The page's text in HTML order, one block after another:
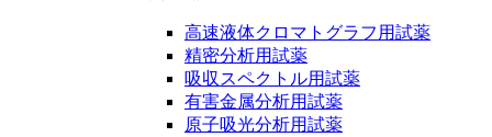
高速液体クロマトグラフ用試薬
精密分析用試薬
吸収スペクトル用試薬
有害金属分析用試薬
原子吸光分析用試薬